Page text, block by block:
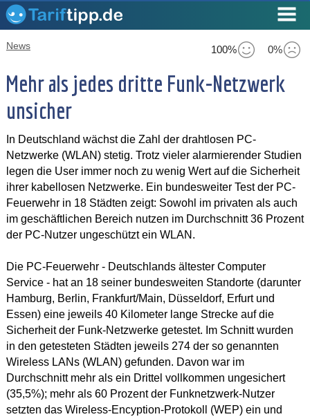
100% 0%
News
Mehr als jedes dritte Funk-Netzwerk
unsicher
In Deutschland wächst die Zahl der drahtlosen PC-
Netzwerke (WLAN) stetig. Trotz vieler alarmierender Studien
legen die User immer noch zu wenig Wert auf die Sicherheit
ihrer kabellosen Netzwerke. Ein bundesweiter Test der PC-
Feuerwehr in 18 Städten zeigt: Sowohl im privaten als auch
im geschäftlichen Bereich nutzen im Durchschnitt 36 Prozent
der PC-Nutzer ungeschützt ein WLAN.
Die PC-Feuerwehr - Deutschlands ältester Computer
Service - hat an 18 seiner bundesweiten Standorte (darunter
Hamburg, Berlin, Frankfurt/Main, Düsseldorf, Erfurt und
Essen) eine jeweils 40 Kilometer lange Strecke auf die
Sicherheit der Funk-Netzwerke getestet. Im Schnitt wurden
in den getesteten Städten jeweils 274 der so genannten
Wireless LANs (WLAN) gefunden. Davon war im
Durchschnitt mehr als ein Drittel vollkommen ungesichert
(35,5%); mehr als 60 Prozent der Funknetzwerk-Nutzer
setzten das Wireless-Encyption-Protokoll (WEP) ein und